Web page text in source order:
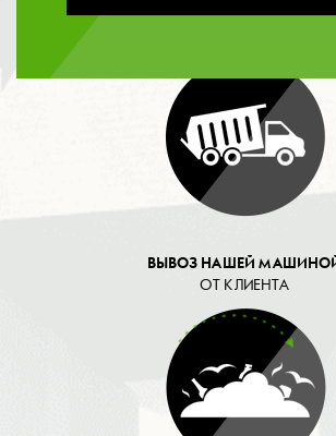
ВЫВОЗ НАШЕЙ
ОТ КЛИЕНТА